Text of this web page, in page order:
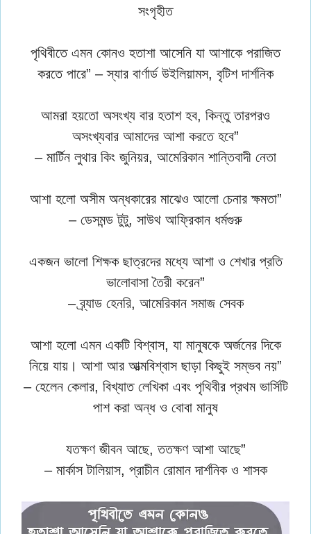
সংগৃহীত
পৃথিবীতে এমন কোনও হতাশা আসেনি যা আশাকে পরাজিত
করতে পারে” – স্যার বার্ণার্ড উইলিয়ামস, বৃটিশ দার্শনিক
আমরা হয়তো অসংখ্য বার হতাশ হব, কিন্তু তারপরও
অসংখ্যবার আমাদের আশা করতে হবে”
– মার্টিন লুথার কিং জুনিয়র, আমেরিকান শান্তিবাদী নেতা
আশা হলো অসীম অন্ধকারের মাঝেও আলো চেনার ক্ষমতা”
– ডেসমন্ড টুটু, সাউথ আফ্রিকান ধর্মগুরু
একজন ভালো শিক্ষক ছাত্রদের মধ্যে আশা ও শেখার প্রতি
ভালোবাসা তৈরী করেন”
– ব্র্যাড হেনরি, আমেরিকান সমাজ সেবক
আশা হলো এমন একটি বিশ্বাস, যা মানুষকে অর্জনের দিকে
নিয়ে যায়। আশা আর আত্মবিশ্বাস ছাড়া কিছুই সম্ভব নয়”
– হেলেন কেলার, বিখ্যাত লেখিকা এবং পৃথিবীর প্রথম ভার্সিটি
পাশ করা অন্ধ ও বোবা মানুষ
যতক্ষণ জীবন আছে, ততক্ষণ আশা আছে”
– মার্কাস টালিয়াস, প্রাচীন রোমান দার্শনিক ও শাসক